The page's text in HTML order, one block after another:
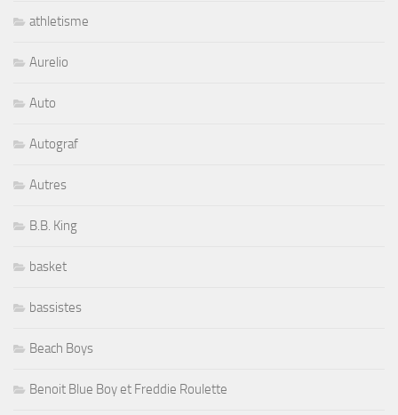
athletisme
Aurelio
Auto
Autograf
Autres
B.B. King
basket
bassistes
Beach Boys
Benoit Blue Boy et Freddie Roulette